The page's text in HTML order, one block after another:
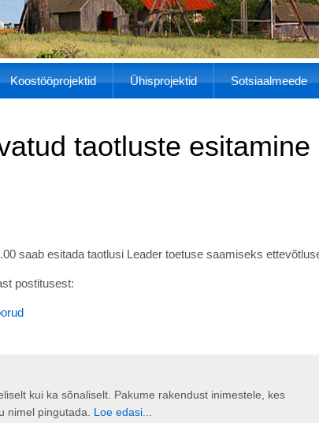
Koostööprojektid Ühisprojektid Sotsiaalmeede
taotluste
saab esitada taotlusi Leader toetuse saamiseks
postitusest:
kui ka sõnaliselt. Pakume rakendust inimestele, kes
nimel pingutada. Loe edasi...